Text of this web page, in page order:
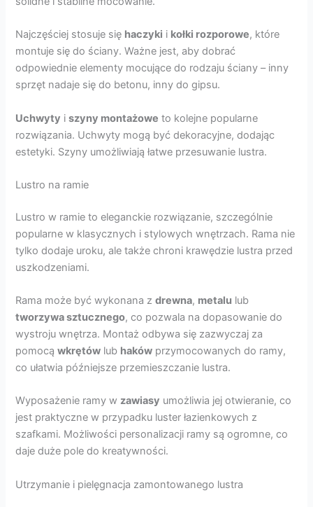
Najczęściej stosuje się haczyki i kołki rozporowe, które
montuje się do ściany. Ważne jest, aby dobrać
odpowiednie elementy mocujące do rodzaju ściany – inny
sprzęt nadaje się do betonu, inny do gipsu.
Uchwyty iszyny montażowe to kolejne popularne
rozwiązania. Uchwyty mogą być dekoracyjne, dodając
estetyki. Szyny umożliwiają łatwe przesuwanie lustra.
Lustro na ramie
Lustro w ramie to eleganckie rozwiązanie, szczególnie
popularne w klasycznych i stylowych wnętrzach. Rama nie
tylko dodaje uroku, ale także chroni krawędzie lustra przed
uszkodzeniami.
Rama może być wykonana zdrewna, metalu lub
tworzywa sztucznego, co pozwala na dopasowanie do
wystroju wnętrza. Montaż odbywa się zazwyczaj za
pomocąwkrętów lub haków przymocowanych do ramy,
co ułatwia późniejsze przemieszczanie lustra.
Wyposażenie ramy w zawiasy umożliwia jej otwieranie, co
jest praktyczne w przypadku luster łazienkowych z
szafkami. Możliwości personalizacji ramy są ogromne, co
daje duże pole do kreatywności.
Utrzymanie i pielęgnacja zamontowanego lustra